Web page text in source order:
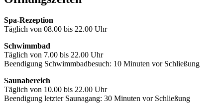
Spa-Rezeption
Täglich von 08.00 bis 22.00 Uhr
Schwimmbad
Täglich von 7.00 bis 22.00 Uhr
Beendigung Schwimmbadbesuch: 10 Minuten vor Schließung
Saunabereich
Täglich von 10.00 bis 22.00 Uhr
Beendigung letzter Saunagang: 30 Minuten vor Schließung